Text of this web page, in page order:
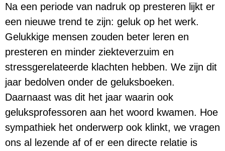
Na een periode van nadruk op presteren lijkt er
een nieuwe trend te zijn: geluk op het werk.
Gelukkige mensen zouden beter leren en
presteren en minder ziekteverzuim en
stressgerelateerde klachten hebben. We zijn dit
jaar bedolven onder de geluksboeken.
Daarnaast was dit het jaar waarin ook
geluksprofessoren aan het woord kwamen. Hoe
sympathiek het onderwerp ook klinkt, we vragen
ons al lezende af of er een directe relatie is